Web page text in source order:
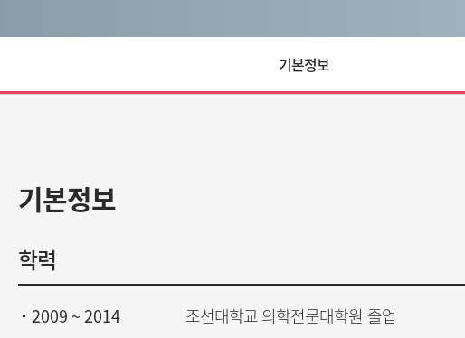
기본정보
기본정보
학력
2009 ~ 2014
조선대학교 의학전문대학원 졸업